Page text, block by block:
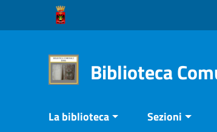
Vai ai contenuti
Vai al menu di navigazione
Biblioteca
La biblioteca Sezioni